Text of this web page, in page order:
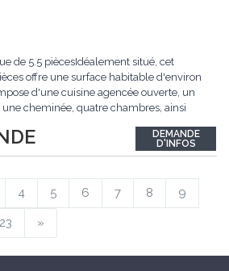
de 5.5 piècesIdéalement situé, cet
offre une surface habitable d'environ
d'une cuisine agencée ouverte, un
cheminée, quatre chambres, ainsi
DEMANDE
D'INFOS
4 5 6 7 8 9
23 »